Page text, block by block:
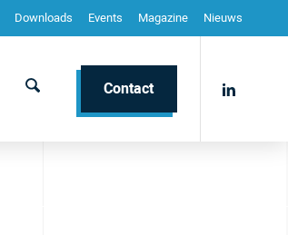
Downloads Events Magazine Nieuws
Contact